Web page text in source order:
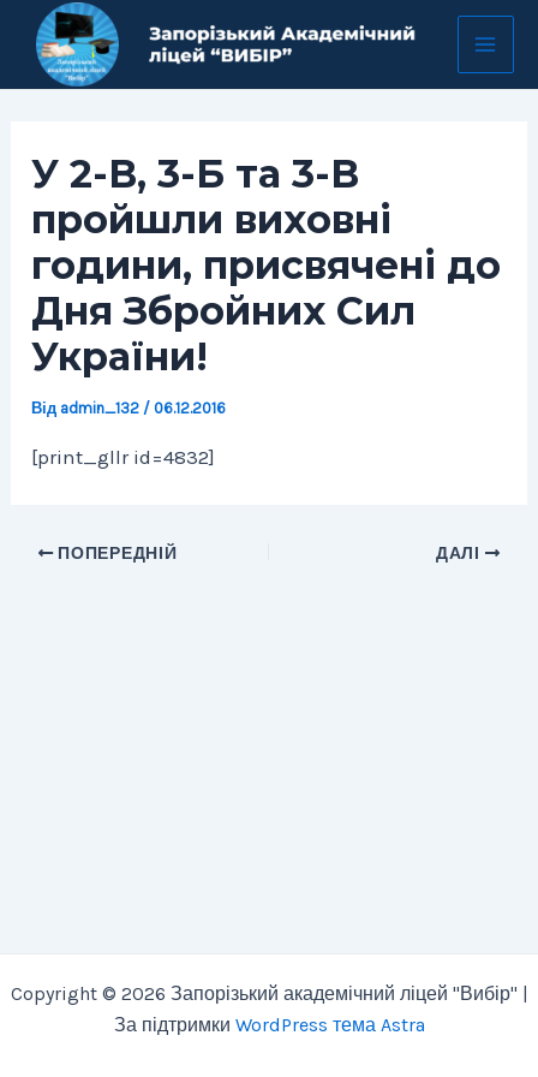
Перейти
вмісту
У 2-В, 3-Б та 3-В
пройшли виховні
години, присвячені до
Дня Збройних Сил
України!
Від admin_132 / 06.12.2016
[print_gllr id=4832]
Навігація
запису
ПОПЕРЕДНІЙ ДАЛІ
Copyright © 2026 Запорізький академічний ліцей "Вибір" |
За підтримки WordPress тема Astra